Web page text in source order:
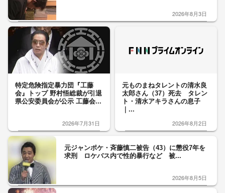
2026年8月3日
特定危険指定暴力団『工藤
会』トップ 野村悟総裁が引退
県公安委員会が公示 工藤会...
2026年7月31日
元ものまねタレントの清水良
太郎さん（37）死去 タレン
ト・清水アキラさんの息子
｜...
2026年8月2日
元ジャンポケ・斉藤慎二被告（43）に懲役7年を
求刑 ロケバス内で性的暴行など 被...
2026年8月5日